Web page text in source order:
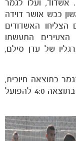
אשדוד, ועלו לגמר
כבש אושר דוידה
האשדודים
התעשתו
של עדן סילם,
בתוצאה חיובית,
כאשר החניכים של אסף פרופטה הפסידו בתוצאה 4:0 להפועל